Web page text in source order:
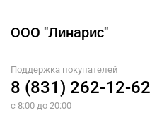
ООО "Линарис"
Поддержка покупателей
8 (831) 262-12-62
с 8:00 до 20:00